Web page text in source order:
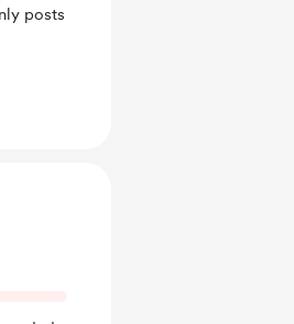
posts